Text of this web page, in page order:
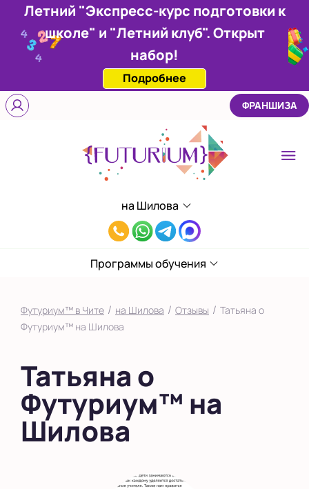
Летний "Экспресс-курс подготовки к
школе" и "Летний клуб". Открыт
набор!
Подробнее
на Шилова
Выберите центр
на Шилова
Показать на карте
8(924)818-
90
ФРАНШИЗА
Программы обучения
Футуриум™ в Чите / на Шилова / Отзывы / Татьяна о
Футуриум™ на Шилова
Татьяна о
Футуриум™ на
Шилова